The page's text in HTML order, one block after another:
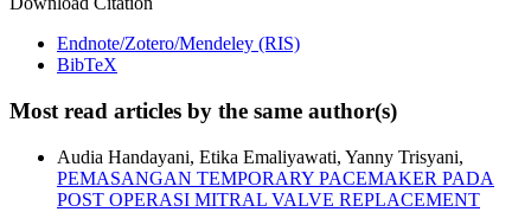
Endnote/Zotero/Mendeley (RIS)
BibTeX
Most read articles by the same author(s)
Audia Handayani, Etika Emaliyawati, Yanny Trisyani,
PEMASANGAN TEMPORARY PACEMAKER PADA
POST OPERASI MITRAL VALVE REPLACEMENT